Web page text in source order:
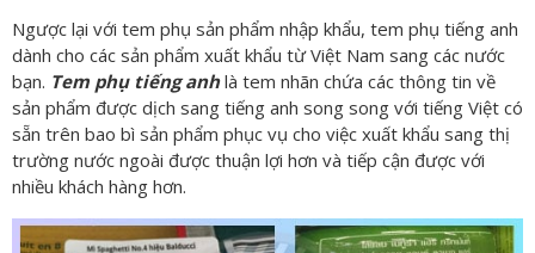
Ngược lại với tem phụ sản phẩm nhập khẩu, tem phụ tiếng anh
dành cho các sản phẩm xuất khẩu từ Việt Nam sang các nước
bạn. Tem phụ tiếng anhlà tem nhãn chứa các thông tin về
sản phẩm được dịch sang tiếng anh song song với tiếng Việt có
sẵn trên bao bì sản phẩm phục vụ cho việc xuất khẩu sang thị
trường nước ngoài được thuận lợi hơn và tiếp cận được với
nhiều khách hàng hơn.